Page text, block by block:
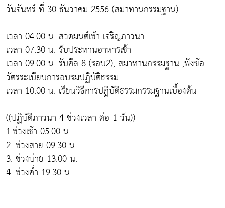
วันจันทร์ ที่ 30 ธันวาคม 2556 (สมาทานกรรมฐาน)
เวลา 04.00 น. สวดมนต์เช้า เจริญภาวนา
เวลา 07.30 น. รับประทานอาหารเช้า
เวลา 09.00 น. รับศีล 8 (รอบ2), สมาทานกรรมฐาน ,ฟังข้อ
วัตรระเบียบการอบรมปฏิบัติธรรม
เวลา 10.00 น. เรียนวิธีการปฏิบัติธรรมกรรมฐานเบื้องต้น
((ปฏิบัติภาวนา 4 ช่วงเวลา ต่อ 1 วัน))
1.ช่วงเช้า 05.00 น.
2. ช่วงสาย 09.30 น.
3. ช่วงบ่าย 13.00 น.
4. ช่วงค่ำ 19.30 น.